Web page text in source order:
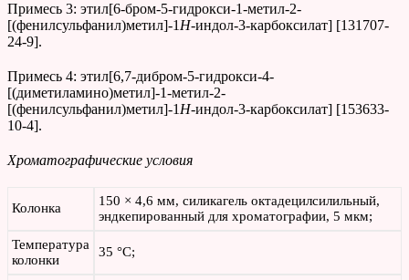
Примесь 3: этил[6-бром-5-гидрокси-1-метил-2-
[(фенилсульфанил)метил]-1 H-индол-3-карбоксилат] [131707-
24-9].
Примесь 4: этил[6,7-дибром-5-гидрокси-4-
[(диметиламино)метил]-1-метил-2-
[(фенилсульфанил)метил]-1 H-индол-3-карбоксилат] [153633-
10-4].
Хроматографические условия
Колонка
150 × 4,6 мм, силикагель октадецилсилильный,
эндкепированный для хроматографии, 5 мкм;
Температура
колонки
35 °С;